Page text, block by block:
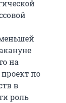
на
по
в
роль